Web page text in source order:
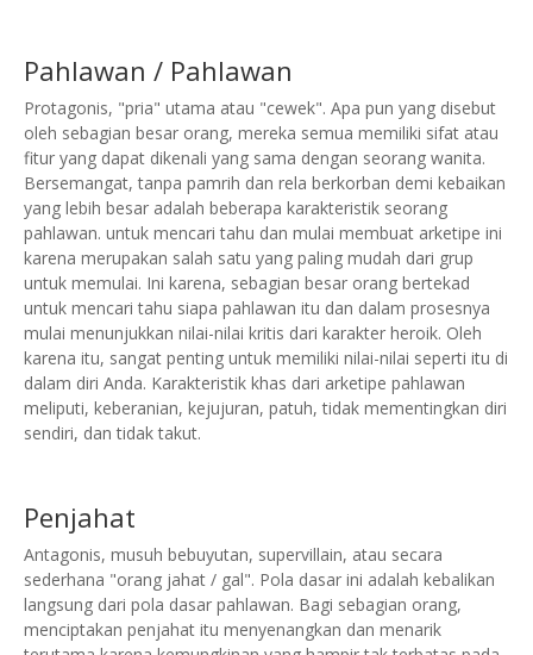
Pahlawan / Pahlawan
Protagonis, "pria" utama atau "cewek". Apa pun yang disebut
oleh sebagian besar orang, mereka semua memiliki sifat atau
fitur yang dapat dikenali yang sama dengan seorang wanita.
Bersemangat, tanpa pamrih dan rela berkorban demi kebaikan
yang lebih besar adalah beberapa karakteristik seorang
pahlawan. untuk mencari tahu dan mulai membuat arketipe ini
karena merupakan salah satu yang paling mudah dari grup
untuk memulai. Ini karena, sebagian besar orang bertekad
untuk mencari tahu siapa pahlawan itu dan dalam prosesnya
mulai menunjukkan nilai-nilai kritis dari karakter heroik. Oleh
karena itu, sangat penting untuk memiliki nilai-nilai seperti itu di
dalam diri Anda. Karakteristik khas dari arketipe pahlawan
meliputi, keberanian, kejujuran, patuh, tidak mementingkan diri
sendiri, dan tidak takut.
Penjahat
Antagonis, musuh bebuyutan, supervillain, atau secara
sederhana "orang jahat / gal". Pola dasar ini adalah kebalikan
langsung dari pola dasar pahlawan. Bagi sebagian orang,
menciptakan penjahat itu menyenangkan dan menarik